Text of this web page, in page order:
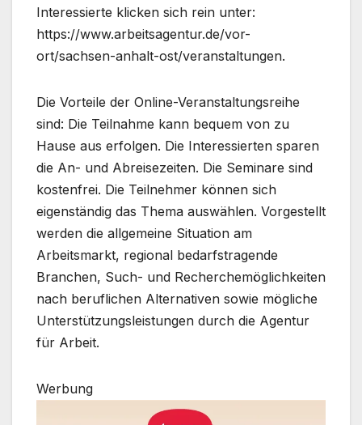
Interessierte klicken sich rein unter:
https://www.arbeitsagentur.de/vor-
ort/sachsen-anhalt-ost/veranstaltungen.
Die Vorteile der Online-Veranstaltungsreihe
sind: Die Teilnahme kann bequem von zu
Hause aus erfolgen. Die Interessierten sparen
die An- und Abreisezeiten. Die Seminare sind
kostenfrei. Die Teilnehmer können sich
eigenständig das Thema auswählen. Vorgestellt
werden die allgemeine Situation am
Arbeitsmarkt, regional bedarfstragende
Branchen, Such- und Recherchemöglichkeiten
nach beruflichen Alternativen sowie mögliche
Unterstützungsleistungen durch die Agentur
für Arbeit.
Werbung